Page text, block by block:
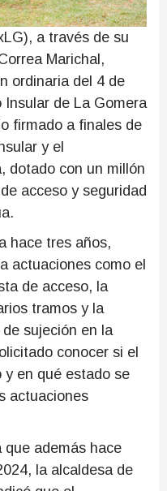
a través de su
Marichal,
ordinaria del 4 de
Insular de La Gomera
firmado a finales de
y el
dotado con un millón
acceso y seguridad
hace tres años,
actuaciones como el
de acceso, la
tramos y la
sujeción en la
conocer si el
y en qué estado se
actuaciones
que además hace
la alcaldesa de